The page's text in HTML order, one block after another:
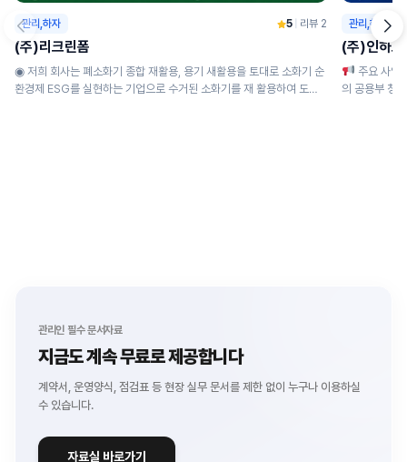
관리,하자 5 리뷰 2
(주)리크린폼
◉ 저희 회사는 폐소화기 종합 재활용, 용기 새활용을 토대로 소화기 순
환경제 ESG를 실현하는 기업으로 수거된 소화기를 재 활용하여 도로
관리,하자
(주)인하그
의 공용부 청
관리인 필수 문서자료
지금도 계속 무료로 제공합니다
계약서, 운영양식, 점검표 등 현장 실무 문서를 제한 없이 누구나 이용하실
수 있습니다.
자료실 바로가기